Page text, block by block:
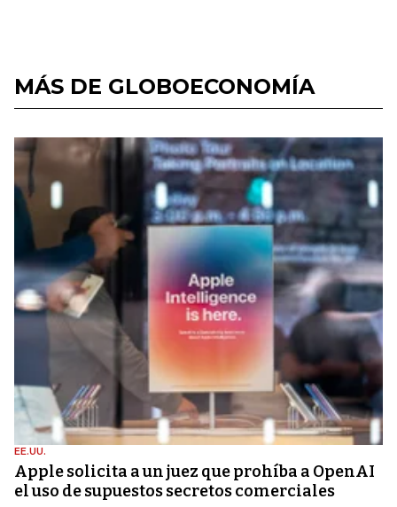
MÁS DE GLOBOECONOMÍA
EE.UU.
Apple solicita a un juez que prohíba a OpenAI
el uso de supuestos secretos comerciales